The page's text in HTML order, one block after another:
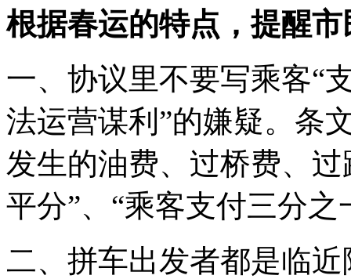
根据春运的特点，提醒
一、协议里不要写乘客“
法运营谋利”的嫌疑。条
发生的油费、过桥费、
平分”、“乘客支付三分之
二、拼车出发者都是临